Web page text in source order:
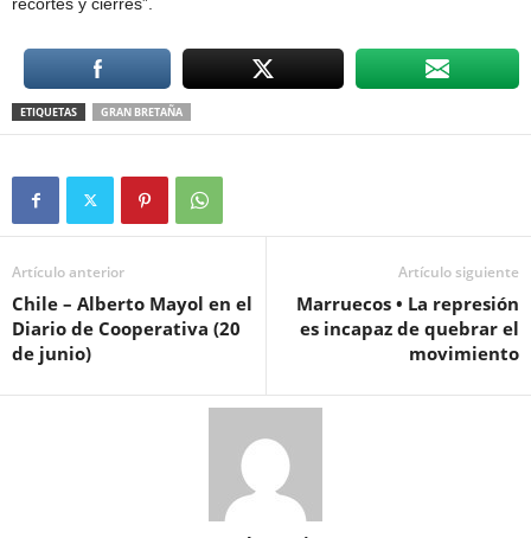
ETIQUETAS GRAN BRETAÑA
Artículo anterior
Chile – Alberto Mayol en el
Diario de Cooperativa (20
de junio)
Artículo siguiente
Marruecos • La represión
es incapaz de quebrar el
movimiento